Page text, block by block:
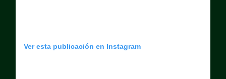
Ver esta publicación en Instagram